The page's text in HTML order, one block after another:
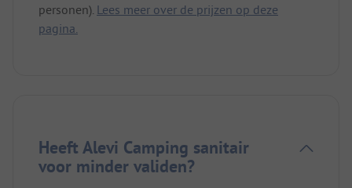
personen). Lees meer over de prijzen op deze
pagina.
Heeft Alevi Camping sanitair
voor minder validen?